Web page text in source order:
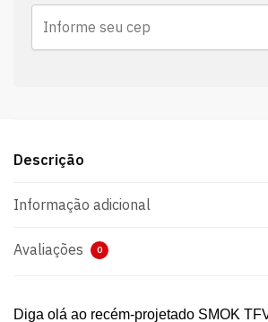
Descrição
Informação adicional
Avaliações 0
Diga olá ao recém-projetado SMOK